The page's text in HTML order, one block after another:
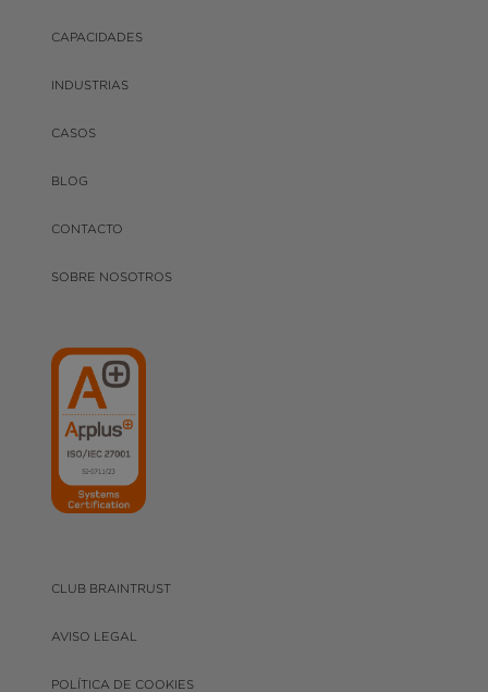
CAPACIDADES
INDUSTRIAS
CASOS
BLOG
CONTACTO
SOBRE NOSOTROS
CLUB BRAINTRUST
AVISO LEGAL
POLÍTICA DE COOKIES